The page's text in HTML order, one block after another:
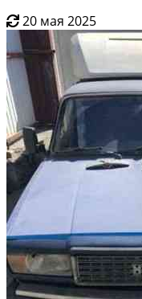
20 мая 2025